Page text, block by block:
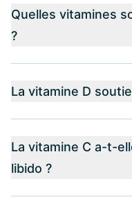
Quelles vitamines
?
La vitamine D
La vitamine C a-t-
libido ?